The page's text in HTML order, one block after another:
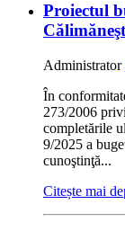
Proiectul
Administrator
În
273/2006
completările
9/2025 a
cunoştinţă...
Citește mai